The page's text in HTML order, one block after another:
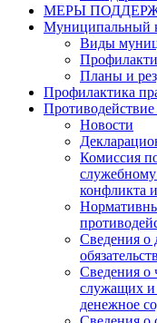
МЕРЫ
Муниципальный
Виды
Планы и
Профилактика
Новости
Комиссия
конфликта
Сведения о
Сведения о
служащих и
денежное